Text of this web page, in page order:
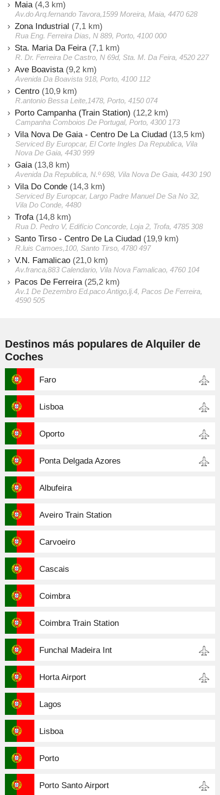
Maia (4,3 km)
Av.do Arq.fernando Tavora,1599 Moreira, Maia, 4470 628
Zona Industrial (7,1 km)
Rua Eng. Ferreira Dias, N 889, Porto, 4100 000
Sta. Maria Da Feira (7,1 km)
R. Dr. Ferreira De Castro, N 69d, Sta. M. Da Feira, 4520 227
Ave Boavista (9,2 km)
Avenida Da Boavista 918, Porto, 4100 112
Centro (10,9 km)
R.antonio Bessa Leite,1478, Porto, 4150 074
Porto Campanha (Train Station) (12,2 km)
Campanha Comboios De Portugal, Porto, 4300 173
Vila Nova De Gaia - Centro De La Ciudad (13,5 km)
Serviced By Europcar, El Corte Ingles Da Republica, Vila
Nova De Gaia, 4430 999
Gaia (13,8 km)
Avenida Da Republica, N.º 698, Vila Nova De Gaia, 4430 190
Vila Do Conde (14,3 km)
Serviced By Europcar, Largo Padre Manuel De Sa No 32,
Vila Do Conde, 4480
Trofa (14,8 km)
Rua D. Pedro V, Edifício Concorde, Loja 2, Trofa, 4785 308
Santo Tirso - Centro De La Ciudad (19,9 km)
R.luis Camoes,100, Santo Tirso, 4780 497
V.N. Famalicao (21,0 km)
Av.franca,883 Calendario, Vila Nova Famalicao, 4760 104
Pacos De Ferreira (25,2 km)
Av.1 De Dezembro Ed.paco Antigo,lj.4, Pacos De Ferreira,
4590 505
Destinos más populares de Alquiler de
Coches
Faro
Lisboa
Oporto
Ponta Delgada Azores
Albufeira
Aveiro Train Station
Carvoeiro
Cascais
Coimbra
Coimbra Train Station
Funchal Madeira Int
Horta Airport
Lagos
Lisboa
Porto
Porto Santo Airport